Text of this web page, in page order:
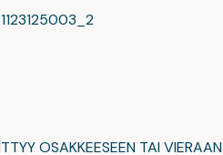
OSAKKEESEEN TAI VIERAAN